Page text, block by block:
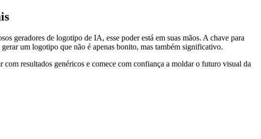
geradores de logotipo de IA, esse poder está em suas mãos. A chave para
um logotipo que não é apenas bonito, mas também significativo.
resultados genéricos e comece com confiança a moldar o futuro visual da